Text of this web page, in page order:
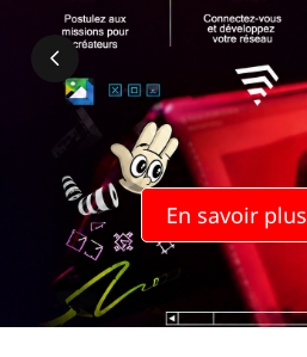
m
En savoir plus